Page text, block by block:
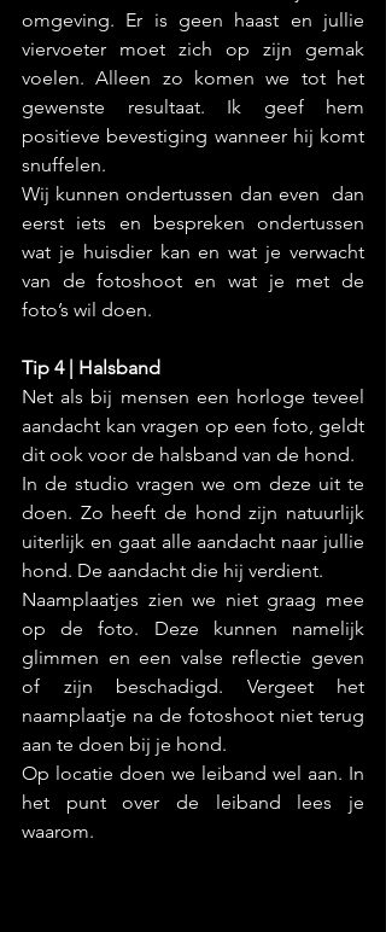
omgeving. Er is geen haast en jullie
viervoeter moet zich op zijn gemak
voelen. Alleen zo komen we tot het
gewenste resultaat. Ik geef hem
positieve bevestiging wanneer hij komt
snuffelen.
Wij kunnen ondertussen dan even  dan
eerst iets en bespreken ondertussen
wat je huisdier kan en wat je verwacht
van de fotoshoot en wat je met de
foto’s wil doen.
Tip 4 | Halsband
Net als bij mensen een horloge teveel
aandacht kan vragen op een foto, geldt
dit ook voor de halsband van de hond.
In de studio vragen we om deze uit te
doen. Zo heeft de hond zijn natuurlijk
uiterlijk en gaat alle aandacht naar jullie
hond. De aandacht die hij verdient.
Naamplaatjes zien we niet graag mee
op de foto. Deze kunnen namelijk
glimmen en een valse reflectie geven
of zijn beschadigd. Vergeet het
naamplaatje na de fotoshoot niet terug
aan te doen bij je hond.
Op locatie doen we leiband wel aan. In
het punt over de leiband lees je
waarom.